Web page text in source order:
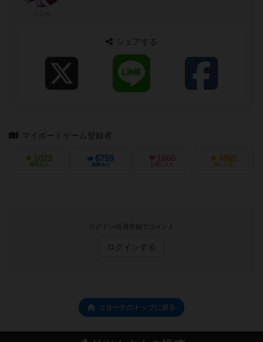
シェアする
マイボードゲーム登録者
1029
興味あり
6759
経験あり
1660
お気に入り
4895
持ってる
ログイン/会員登録でコメント
ログインする
コヨーテのトップに戻る